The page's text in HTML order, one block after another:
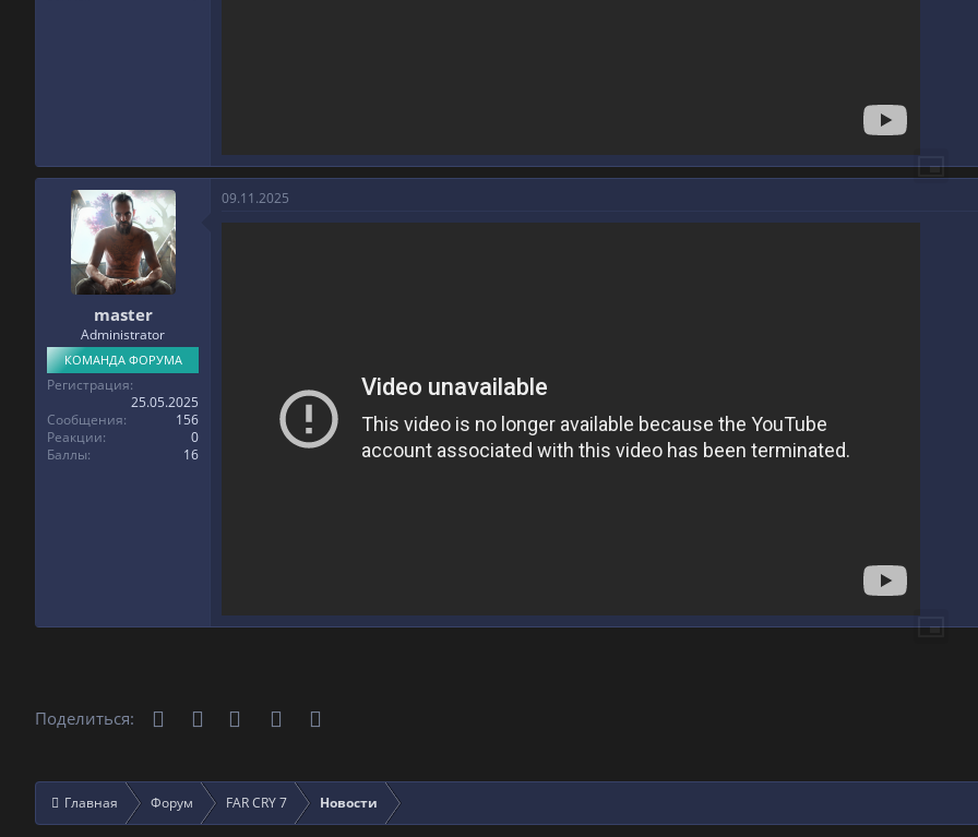
master
Administrator
КОМАНДА ФОРУМА
Регистрация
25.05.2025
Сообщения
156
Реакции
0
Баллы
16
09.11.2025
Поделиться: ТелеграмВконтактеОдноклассники
WhatsApp
Главная Форум FAR CRY 7 Новости